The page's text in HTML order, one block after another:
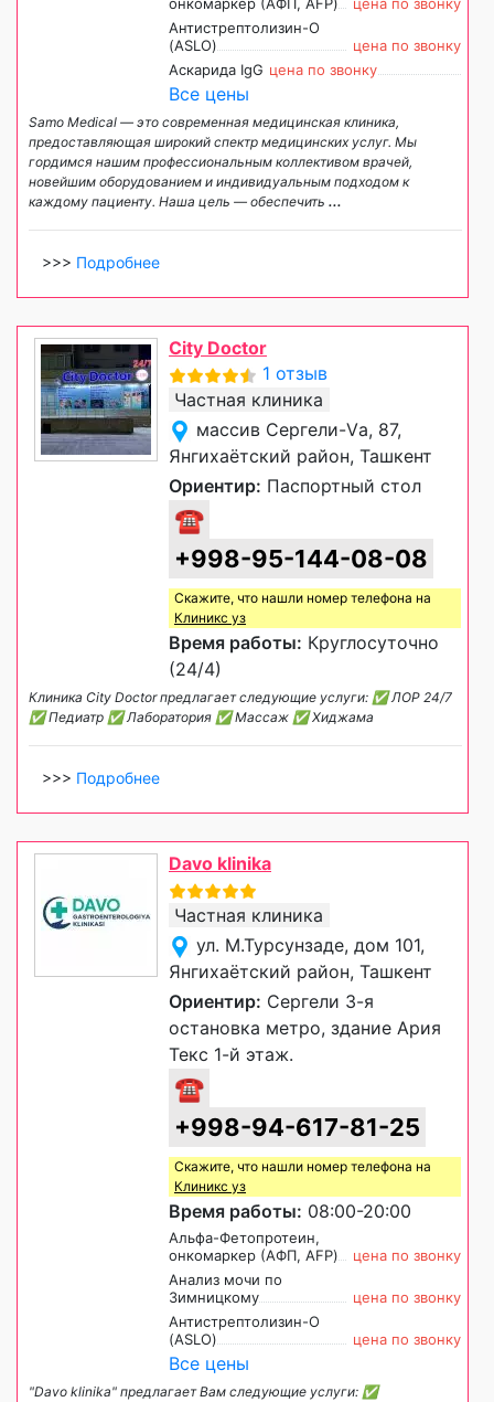
Антистрептолизин-О
(ASLO)
цена по звонку
Аскарида IgG цена по звонку
Все цены
Samo Medical — это современная медицинская клиника,
предоставляющая широкий спектр медицинских услуг. Мы
гордимся нашим профессиональным коллективом врачей,
новейшим оборудованием и индивидуальным подходом к
каждому пациенту. Наша цель — обеспечить ...
>>> Подробнее
City Doctor
1 отзыв
Частная клиника
массив Сергели-Vа, 87,
Янгихаётский район, Ташкент
Ориентир: Паспортный стол
☎
+998-95-144-08-08
Скажите, что нашли номер телефона на
Клиникс уз
Время работы: Круглосуточно
(24/4)
Клиника City Doctor предлагает следующие услуги: ✅ ЛОР 24/7
✅ Педиатр ✅ Лаборатория ✅ Массаж ✅ Хиджама
>>> Подробнее
Davo klinika
Частная клиника
ул. М.Турсунзаде, дом 101,
Янгихаётский район, Ташкент
Ориентир: Сергели 3-я
остановка метро, здание Ария
Текс 1-й этаж.
☎
+998-94-617-81-25
Скажите, что нашли номер телефона на
Клиникс уз
Время работы: 08:00-20:00
Альфа-Фетопротеин,
онкомаркер (АФП, AFP)
цена по звонку
Анализ мочи по
Зимницкому
цена по звонку
Антистрептолизин-О
(ASLO)
цена по звонку
Все цены
"Davo klinika" предлагает Вам следующие услуги: ✅